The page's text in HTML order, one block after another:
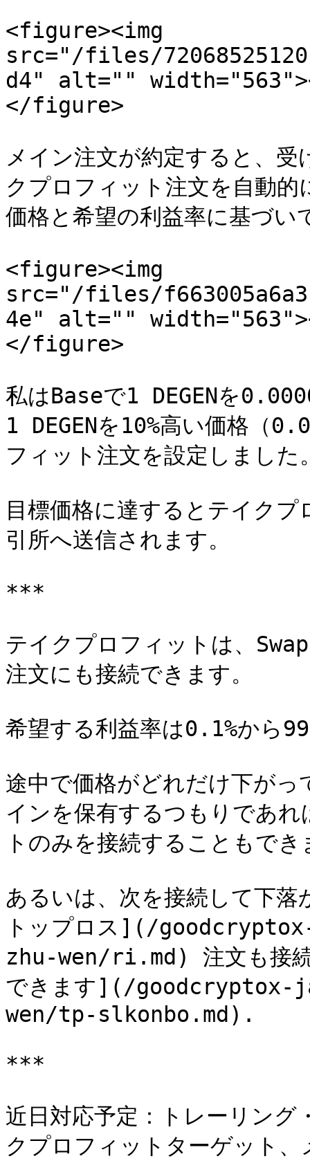
<figure><img
src="/files/
d4" alt=""
</figure>
メイン注文が約定すると、
クプロフィット注文を自動
価格と希望の利益率に基づい
<figure><img
src="/files/
4e" alt=""
</figure>
私はBaseで1 DEGENを
1 DEGENを10%高い価格（
フィット注文を設定しました
目標価格に達するとテイク
引所へ送信されます。
***
テイクプロフィットは、
注文にも接続できます。
希望する利益率は0.1%から
途中で価格がどれだけ下が
インを保有するつもりであ
トのみを接続することもでき
あるいは、次を接続して下
トップロス](/
zhu-wen/ri.md) 注文も接
できます](/
wen/tp-slkonbo.md).
***
近日対応予定：トレーリン
クプロフィットターゲット